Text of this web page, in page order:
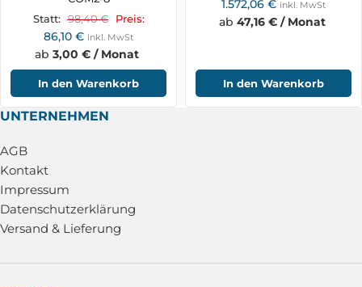
Statt: 98,40€ Preis:
86,10 € inkl. MwSt
ab 3,00 € / Monat
In den Warenkorb
1.572,06 € inkl. MwSt
ab 47,16 € / Monat
In den Warenkorb
UNTERNEHMEN
AGB
Kontakt
Impressum
Datenschutzerklärung
Versand & Lieferung